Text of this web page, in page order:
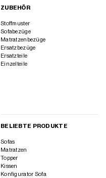
ZUBEHÖR
Stoffmuster
Sofabezüge
Matratzenbezüge
Ersatzbezüge
Ersatzteile
Einzelteile
BELIEBTE PRODUKTE
Sofas
Matratzen
Topper
Kissen
Konfigurator Sofa